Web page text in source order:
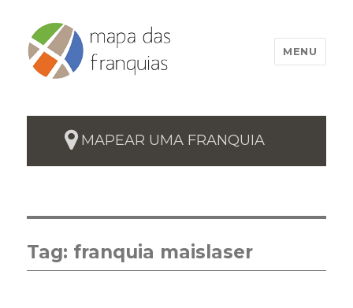
MENU
MAPEAR UMA FRANQUIA
Tag: franquia maislaser